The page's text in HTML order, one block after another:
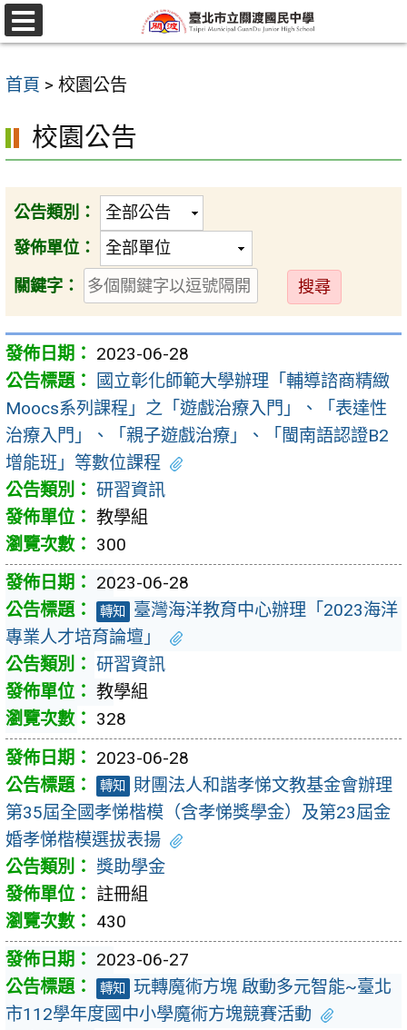
跳
至
要
容
選
單
首頁 > 校園公告
校園公告
公告類別：
發佈單位：
關鍵字：
送
出
2023-06-28
國立彰化師範大學辦理「輔導諮商精緻
Moocs系列課程」之「遊戲治療入門」、「表達性
治療入門」、「親子遊戲治療」、「閩南語認證B2
增能班」等數位課程
研習資訊
教學組
300
2023-06-28
轉知
臺灣海洋教育中心辦理「2023海洋
專業人才培育論壇」
研習資訊
教學組
328
2023-06-28
轉知
財團法人和諧孝悌文教基金會辦理
第35屆全國孝悌楷模（含孝悌獎學金）及第23屆金
婚孝悌楷模選拔表揚
獎助學金
註冊組
430
2023-06-27
轉知
玩轉魔術方塊 啟動多元智能~臺北
市112學年度國中小學魔術方塊競賽活動